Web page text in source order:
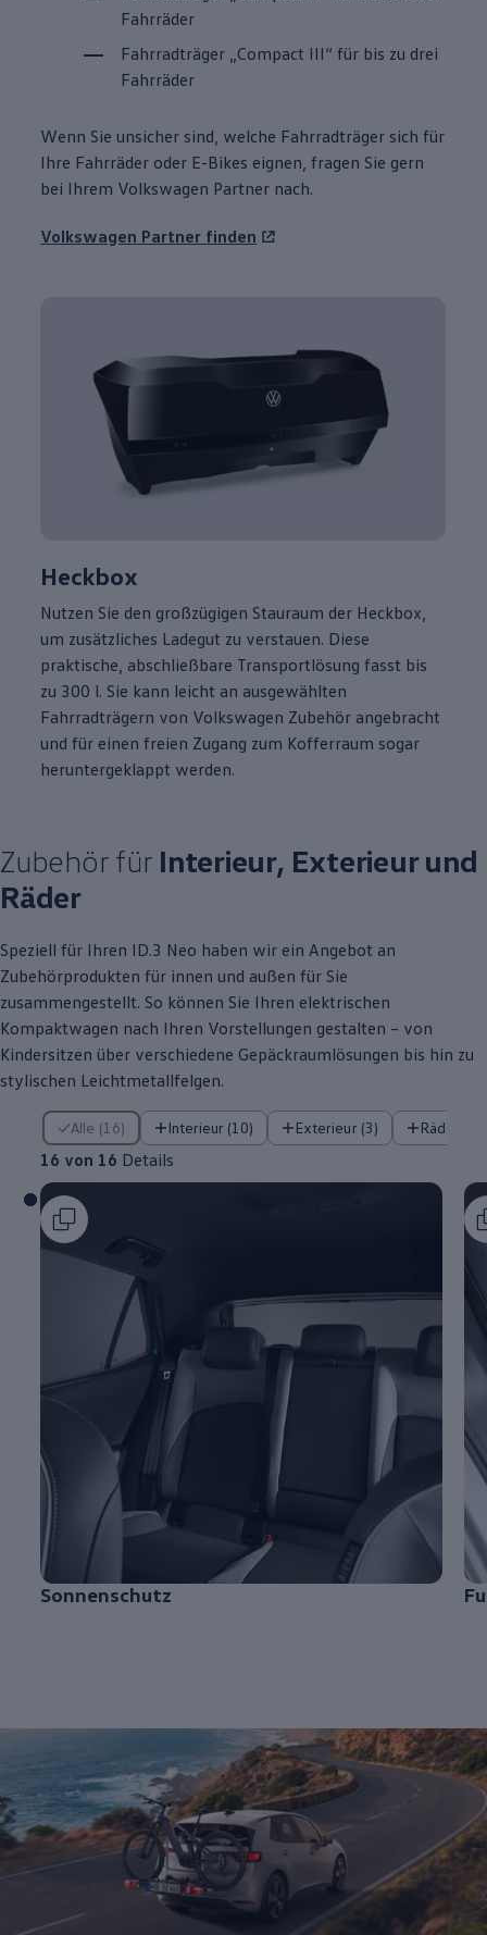
Fahrräder
Fahrradträger „Compact III“ für bis zu drei
Fahrräder
Wenn Sie unsicher sind, welche Fahrradträger sich für
Ihre Fahrräder oder E-Bikes eignen, fragen Sie gern
bei Ihrem Volkswagen Partner nach.
Volkswagen Partner finden
Heckbox
Nutzen Sie den großzügigen Stauraum der Heckbox,
um zusätzliches Ladegut zu verstauen. Diese
praktische, abschließbare Transportlösung fasst bis
zu 300 l. Sie kann leicht an ausgewählten
Fahrradträgern von Volkswagen Zubehör angebracht
und für einen freien Zugang zum Kofferraum sogar
heruntergeklappt werden.
Zubehörfür Interieur, Exterieur und
Räder
Speziell für Ihren ID.3 Neo haben wir ein Angebot an
Zubehörprodukten für innen und außen für Sie
zusammengestellt. So können Sie Ihren elektrischen
Kompaktwagen nach Ihren Vorstellungen gestalten – von
Kindersitzen über verschiedene Gepäckraumlösungen bis hin zu
stylischen Leichtmetallfelgen.
Alle (16) Interieur (10) Exterieur (3) Räder (3)
16 von 16 Details
16 von 16 Details
Sonnenschutz